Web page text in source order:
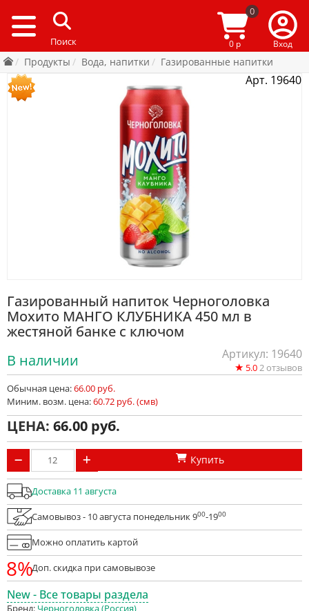
0
0 р Вход
Продукты Вода, напитки Газированные напитки
Арт. 19640
Газированный напиток Черноголовка
Мохито МАНГО КЛУБНИКА 450 мл в
жестяной банке с ключом
В наличии
Артикул: 19640
★ 5.02отзывов
Обычная цена:66.00 руб.
Миним. возм. цена:60.72 руб. (смв)
ЦЕНА: 66.00
Купить
Доставка 11 августа
Самовывоз - 10 августа понедельник 900-1900
Можно оплатить картой
8%Доп. скидка при самовывозе
New - Все товары раздела
Бренд: Черноголовка (Россия)